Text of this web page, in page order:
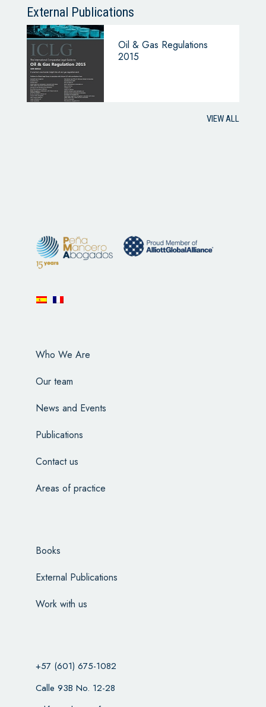
External Publications
Oil & Gas Regulations
2015
VIEW ALL
Who We Are
Our team
News and Events
Publications
Contact us
Areas of practice
Books
External Publications
Work with us
+57 (601) 675-1082
Calle 93B No. 12-28